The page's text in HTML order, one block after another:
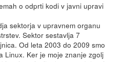
o odprti kodi v javni upravi
sektorja v upravnem organu
Sektor sestavlja 7
Od leta 2003 do 2009 smo
Linux. Ker je moje znanje zgolj